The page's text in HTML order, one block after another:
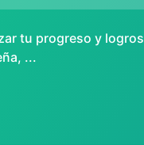
tu progreso y logros
, ...